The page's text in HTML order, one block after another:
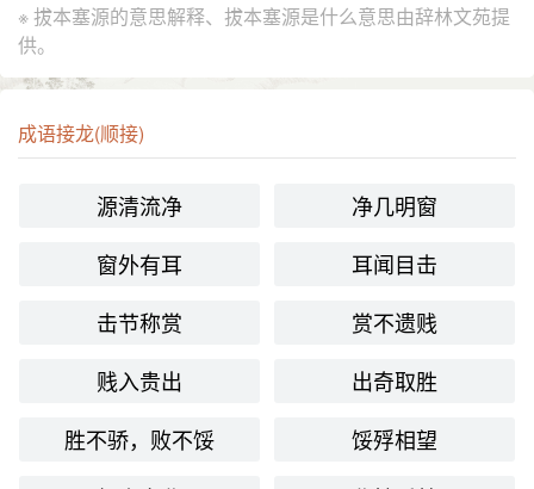
※ 拔本塞源的意思解释、拔本塞源是什么意思由辞林文苑提
供。
成语接龙(顺接)
源清流净
净几明窗
窗外有耳
耳闻目击
击节称赏
赏不遗贱
贱入贵出
出奇取胜
胜不骄，败不馁
馁殍相望